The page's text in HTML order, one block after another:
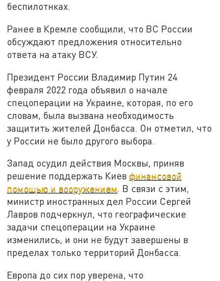
беспилотнках.
Ранее в Кремле сообщили, что ВС России
обсуждают предложения относительно
ответа на атаку ВСУ.
Президент России Владимир Путин 24
февраля 2022 года объявил о начале
спецоперации на Украине, которая, по его
словам, была вызвана необходимость
защитить жителей Донбасса. Он отметил, что
у России не было другого выбора.
Запад осудил действия Москвы, приняв
решение поддержать Киевфинансовой
помощью и вооружением. В связи с этим,
министр иностранных дел России Сергей
Лавров подчеркнул, что географические
задачи спецоперации на Украине
изменились, и они не будут завершены в
пределах только территорий Донбасса.
Европа до сих пор уверена, что